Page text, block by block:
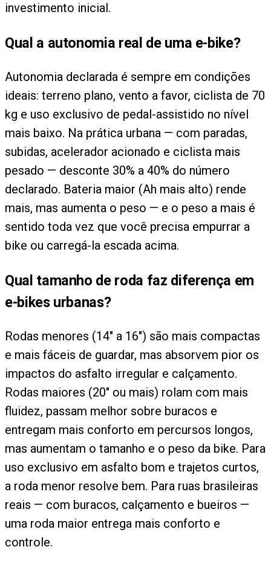
investimento inicial.
Qual a autonomia real de uma e-bike?
Autonomia declarada é sempre em condições
ideais: terreno plano, vento a favor, ciclista de 70
kg e uso exclusivo de pedal-assistido no nível
mais baixo. Na prática urbana — com paradas,
subidas, acelerador acionado e ciclista mais
pesado — desconte 30% a 40% do número
declarado. Bateria maior (Ah mais alto) rende
mais, mas aumenta o peso — e o peso a mais é
sentido toda vez que você precisa empurrar a
bike ou carregá-la escada acima.
Qual tamanho de roda faz diferença em
e-bikes urbanas?
Rodas menores (14" a 16") são mais compactas
e mais fáceis de guardar, mas absorvem pior os
impactos do asfalto irregular e calçamento.
Rodas maiores (20" ou mais) rolam com mais
fluidez, passam melhor sobre buracos e
entregam mais conforto em percursos longos,
mas aumentam o tamanho e o peso da bike. Para
uso exclusivo em asfalto bom e trajetos curtos,
a roda menor resolve bem. Para ruas brasileiras
reais — com buracos, calçamento e bueiros —
uma roda maior entrega mais conforto e
controle.